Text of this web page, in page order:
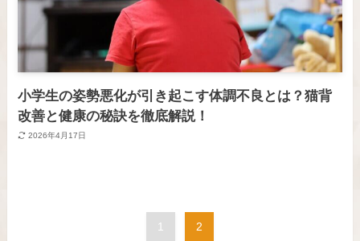
小学生の姿勢悪化が引き起こす体調不良とは？猫背
改善と健康の秘訣を徹底解説！
2026年4月17日
1 2